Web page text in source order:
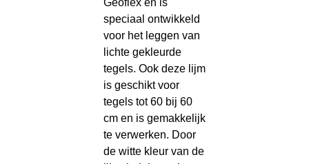
Geoflex en is
speciaal ontwikkeld
voor het leggen van
lichte gekleurde
tegels. Ook deze lijm
is geschikt voor
tegels tot 60 bij 60
cm en is gemakkelijk
te verwerken. Door
de witte kleur van de